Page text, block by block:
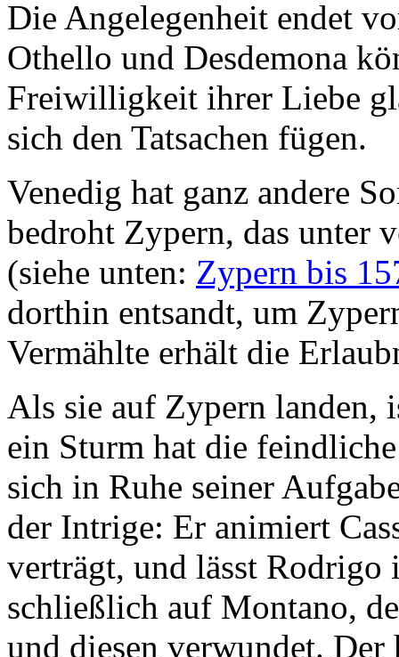
Die Angelegenheit endet
Othello und Desdemona
Freiwilligkeit ihrer Liebe
sich den Tatsachen fügen.
Venedig hat ganz andere
bedroht Zypern, das unter
(siehe unten: Zypern bis
dorthin entsandt, um
Vermählte erhält die
Als sie auf Zypern landen,
ein Sturm hat die
sich in Ruhe seiner
der Intrige: Er animiert
verträgt, und lässt Rodrigo
schließlich auf Montano,
und diesen verwundet.